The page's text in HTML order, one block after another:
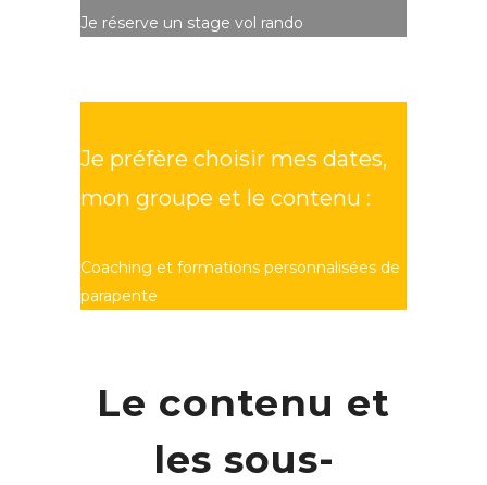
Je réserve un stage vol rando
Je préfère choisir mes dates,
mon groupe et le contenu :
Coaching et formations personnalisées de
parapente
Le contenu et
les sous-